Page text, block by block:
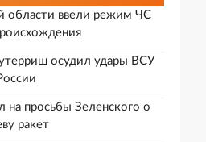
области ввели режим ЧС
осудил удары ВСУ
на просьбы Зеленского о
ракет